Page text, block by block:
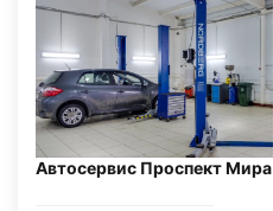
Автосервис Проспект Мира